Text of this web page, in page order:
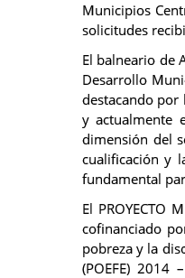
Municipios
solicitudes
El balneario de
Desarrollo
destacando por
y actualmente
dimensión del
cualificación y
fundamental
El PROYECTO
cofinanciado
pobreza y la
(POEFE)